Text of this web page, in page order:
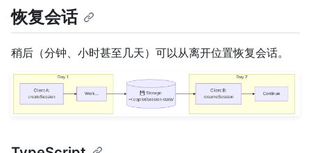
恢复会话
稍后（分钟、小时甚至几天）可以从离开位置恢复会话。